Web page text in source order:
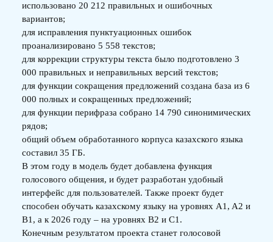
использовано 20 212 правильных и ошибочных
вариантов;
для исправления пунктуационных ошибок
проанализировано 5 558 текстов;
для коррекции структуры текста было подготовлено 3
000 правильных и неправильных версий текстов;
для функции сокращения предложений создана база из 6
000 полных и сокращенных предложений;
для функции перифраза собрано 14 790 синонимических
рядов;
общий объем обработанного корпуса казахского языка
составил 35 ГБ.
В этом году в модель будет добавлена функция
голосового общения, и будет разработан удобный
интерфейс для пользователей. Также проект будет
способен обучать казахскому языку на уровнях A1, A2 и
B1, а к 2026 году – на уровнях B2 и C1.
Конечным результатом проекта станет голосовой